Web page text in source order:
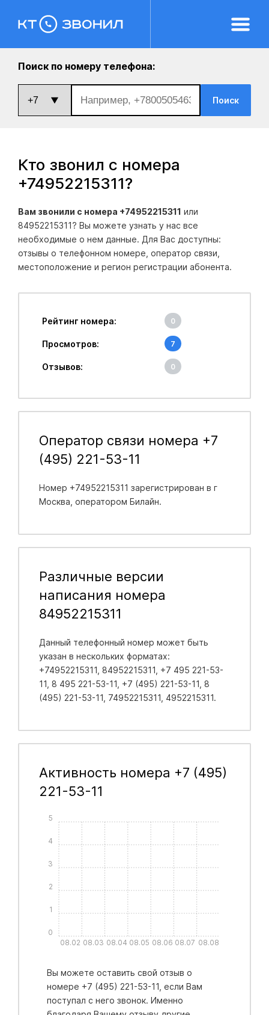
Поиск по номеру телефона:
Поиск
Кто звонил с номера
+74952215311?
Вам звонили с номера +74952215311 или
84952215311? Вы можете узнать у нас все
необходимые о нем данные. Для Вас доступны:
отзывы о телефонном номере, оператор связи,
местоположение и регион регистрации абонента.
Рейтинг номера: 0
Просмотров: 7
Отзывов: 0
Оператор связи номера +7
(495) 221-53-11
Номер +74952215311 зарегистрирован в г
Москва , оператором Билайн.
Различные версии
написания номера
84952215311
Данный телефонный номер может быть
указан в нескольких форматах:
+74952215311, 84952215311, +7 495 221-53-
11, 8 495 221-53-11, +7 (495) 221-53-11, 8
(495) 221-53-11, 74952215311, 4952215311.
Активность номера +7 (495)
221-53-11
08.02 08.03 08.04 08.05 08.06 08.07 08.08
0
1
2
3
4
5
Вы можете оставить свой отзыв о
номере +7 (495) 221-53-11, если Вам
поступал с него звонок. Именно